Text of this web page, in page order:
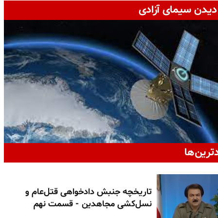
سیمای آزادی
تاریخچه جنبش دادخواهی قتل‌عام و
نسل‌کشی مجاهدین - قسمت نهم